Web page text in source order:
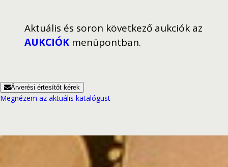
Aktuális és soron következő aukciók az
AUKCIÓK menüpontban.
Árverési értesítőt kérek
Megnézem az aktuális katalógust